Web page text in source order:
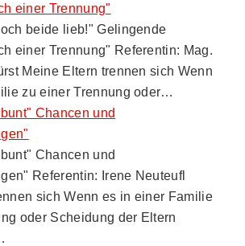
einer Trennung"
beide lieb!" Gelingende
einer Trennung" Referentin: Mag.
Meine Eltern trennen sich Wenn
zu einer Trennung oder…
Chancen und
Chancen und
Referentin: Irene Neuteufl
sich Wenn es in einer Familie
oder Scheidung der Eltern